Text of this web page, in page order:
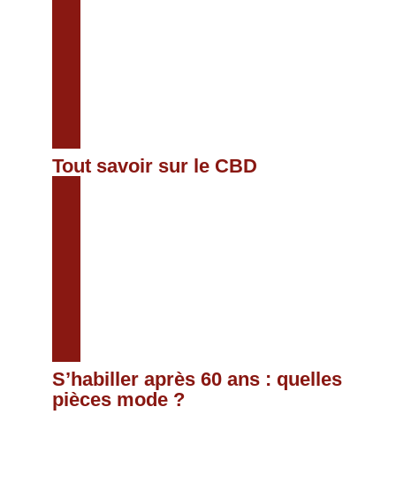
Tout savoir sur le CBD
S’habiller après 60 ans : quelles
pièces mode ?